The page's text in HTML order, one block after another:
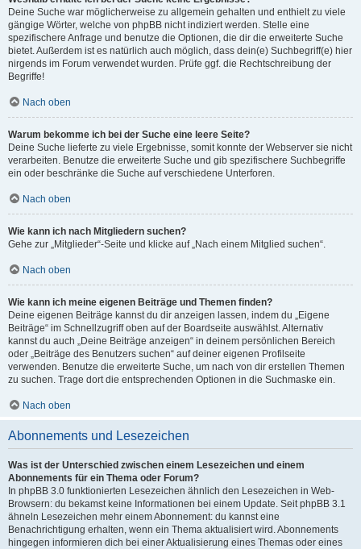
Deine Suche war möglicherweise zu allgemein gehalten und enthielt zu viele
gängige Wörter, welche von phpBB nicht indiziert werden. Stelle eine
spezifischere Anfrage und benutze die Optionen, die dir die erweiterte Suche
bietet. Außerdem ist es natürlich auch möglich, dass dein(e) Suchbegriff(e) hier
nirgends im Forum verwendet wurden. Prüfe ggf. die Rechtschreibung der
Begriffe!
Nach oben
Warum bekomme ich bei der Suche eine leere Seite?
Deine Suche lieferte zu viele Ergebnisse, somit konnte der Webserver sie nicht
verarbeiten. Benutze die erweiterte Suche und gib spezifischere Suchbegriffe
ein oder beschränke die Suche auf verschiedene Unterforen.
Nach oben
Wie kann ich nach Mitgliedern suchen?
Gehe zur „Mitglieder“-Seite und klicke auf „Nach einem Mitglied suchen“.
Nach oben
Wie kann ich meine eigenen Beiträge und Themen finden?
Deine eigenen Beiträge kannst du dir anzeigen lassen, indem du „Eigene
Beiträge“ im Schnellzugriff oben auf der Boardseite auswählst. Alternativ
kannst du auch „Deine Beiträge anzeigen“ in deinem persönlichen Bereich
oder „Beiträge des Benutzers suchen“ auf deiner eigenen Profilseite
verwenden. Benutze die erweiterte Suche, um nach von dir erstellen Themen
zu suchen. Trage dort die entsprechenden Optionen in die Suchmaske ein.
Nach oben
Abonnements und Lesezeichen
Was ist der Unterschied zwischen einem Lesezeichen und einem
Abonnements für ein Thema oder Forum?
In phpBB 3.0 funktionierten Lesezeichen ähnlich den Lesezeichen in Web-
Browsern: du bekamst keine Informationen bei einem Update. Seit phpBB 3.1
ähneln Lesezeichen mehr einem Abonnement: du kannst eine
Benachrichtigung erhalten, wenn ein Thema aktualisiert wird. Abonnements
hingegen informieren dich bei einer Aktualisierung eines Themas oder eines